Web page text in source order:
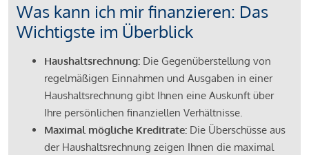
Was kann ich mir finanzieren: Das
Wichtigste im Überblick
Haushaltsrechnung: Die Gegenüberstellung von
regelmäßigen Einnahmen und Ausgaben in einer
Haushaltsrechnung gibt Ihnen eine Auskunft über
Ihre persönlichen finanziellen Verhältnisse.
Maximal mögliche Kreditrate: Die Überschüsse aus
der Haushaltsrechnung zeigen Ihnen die maximal